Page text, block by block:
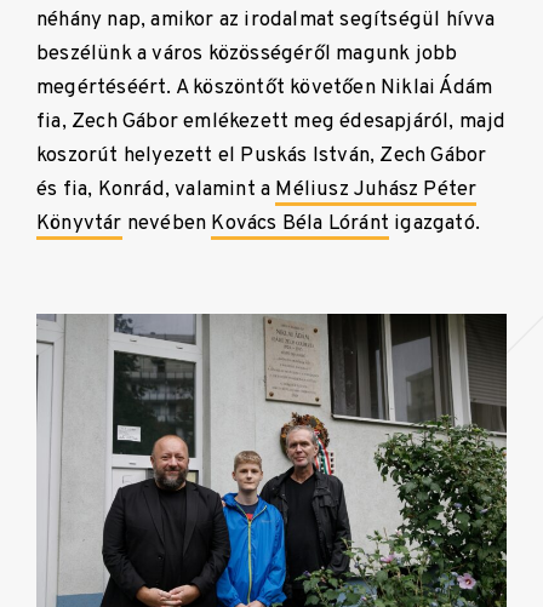
néhány nap, amikor az irodalmat segítségül hívva
beszélünk a város közösségéről magunk jobb
megértéséért. A köszöntőt követően Niklai Ádám
fia, Zech Gábor emlékezett meg édesapjáról, majd
koszorút helyezett el Puskás István, Zech Gábor
és fia, Konrád, valamint a Méliusz Juhász Péter
Könyvtár nevében Kovács Béla Lóránt igazgató.